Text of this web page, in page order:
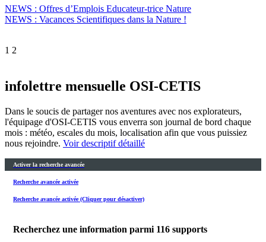
NEWS : Offres d’Emplois Educateur-trice Nature
NEWS : Vacances Scientifiques dans la Nature !
1 2
infolettre mensuelle OSI-CETIS
Dans le soucis de partager nos aventures avec nos explorateurs,
l'équipage d'OSI-CETIS vous enverra son journal de bord chaque
mois : météo, escales du mois, localisation afin que vous puissiez
nous rejoindre. Voir descriptif détaillé
Activer la recherche avancée
Recherche avancée activée
Recherche avancée activée (Cliquer pour désactiver)
Recherchez une information parmi 116 supports